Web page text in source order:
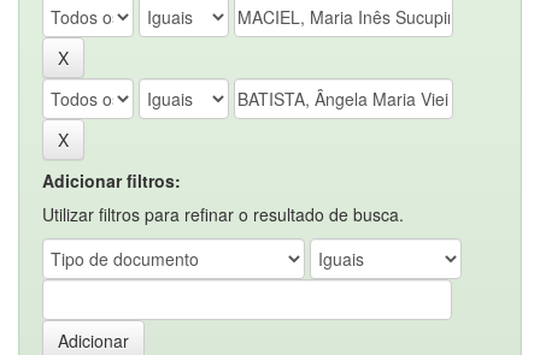
Adicionar filtros:
Utilizar filtros para refinar o resultado de busca.